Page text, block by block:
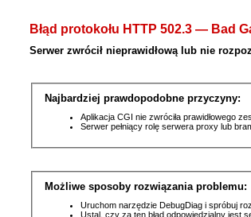
Błąd protokołu HTTP 502.3 — Bad
Serwer zwrócił nieprawidłową lub nie
Najbardziej prawdopodobne przyczyny:
Aplikacja CGI nie zwróciła prawidłowego
Serwer pełniący rolę serwera proxy lub
Możliwe sposoby rozwiązania problemu:
Uruchom narzędzie DebugDiag i spróbuj
Ustal, czy za ten błąd odpowiedzialny jest